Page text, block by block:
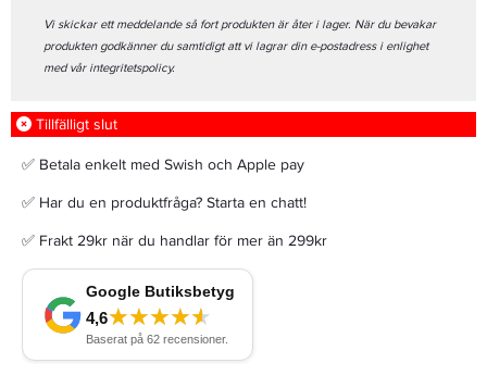
Vi skickar ett meddelande så fort produkten är åter i lager. När du bevakar
produkten godkänner du samtidigt att vi lagrar din e-postadress i enlighet
med vår integritetspolicy.
Tillfälligt slut
✅ Betala enkelt med Swish och Apple pay
✅ Har du en produktfråga? Starta en chatt!
✅ Frakt 29kr när du handlar för mer än 299kr